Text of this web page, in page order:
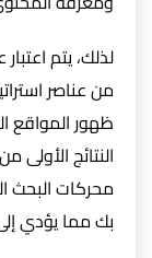
لذلك، يتم
من عناصر
ظهور المواقع
النتائج
محركات البحث
بك مما يؤدي